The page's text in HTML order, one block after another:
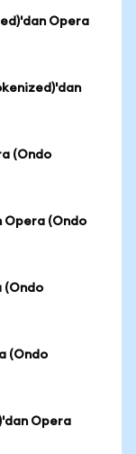
Opera
(Ondo
Opera (Ondo
(Ondo
(Ondo
Opera